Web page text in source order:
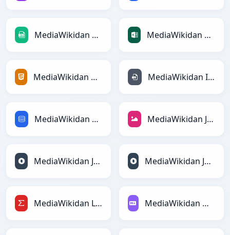
MediaWikidan CSVga MediaWikidan Excelga
MediaWikidan HTMLga MediaWikidan INIga
MediaWikidan SQLga MediaWikidan JPEGga
MediaWikidan JSONga MediaWikidan JSONLinesga
MediaWikidan LaTeXga MediaWikidan Markdownga